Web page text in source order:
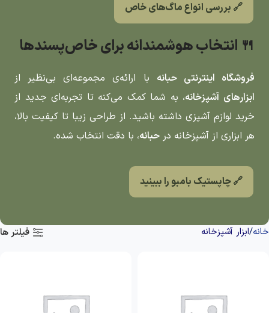
🔗 بررسی انواع ماگ‌های خاص
🍴 انتخاب هوشمندانه برای خاص‌پسندها
فروشگاه اینترنتی حبانه با ارائه‌ی مجموعه‌ای بی‌نظیر از
ابزارهای آشپزخانه، به شما کمک می‌کنه تا تجربه‌ای جدید از
خرید لوازم آشپزی داشته باشید. از طراحی زیبا تا کیفیت بالا،
هر ابزاری از آشپزخانه در حبانه، با دقت انتخاب شده.
🔗 چاپستیک بامبو را ببینید
خانه ابزار آشپزخانه فیلتر ها